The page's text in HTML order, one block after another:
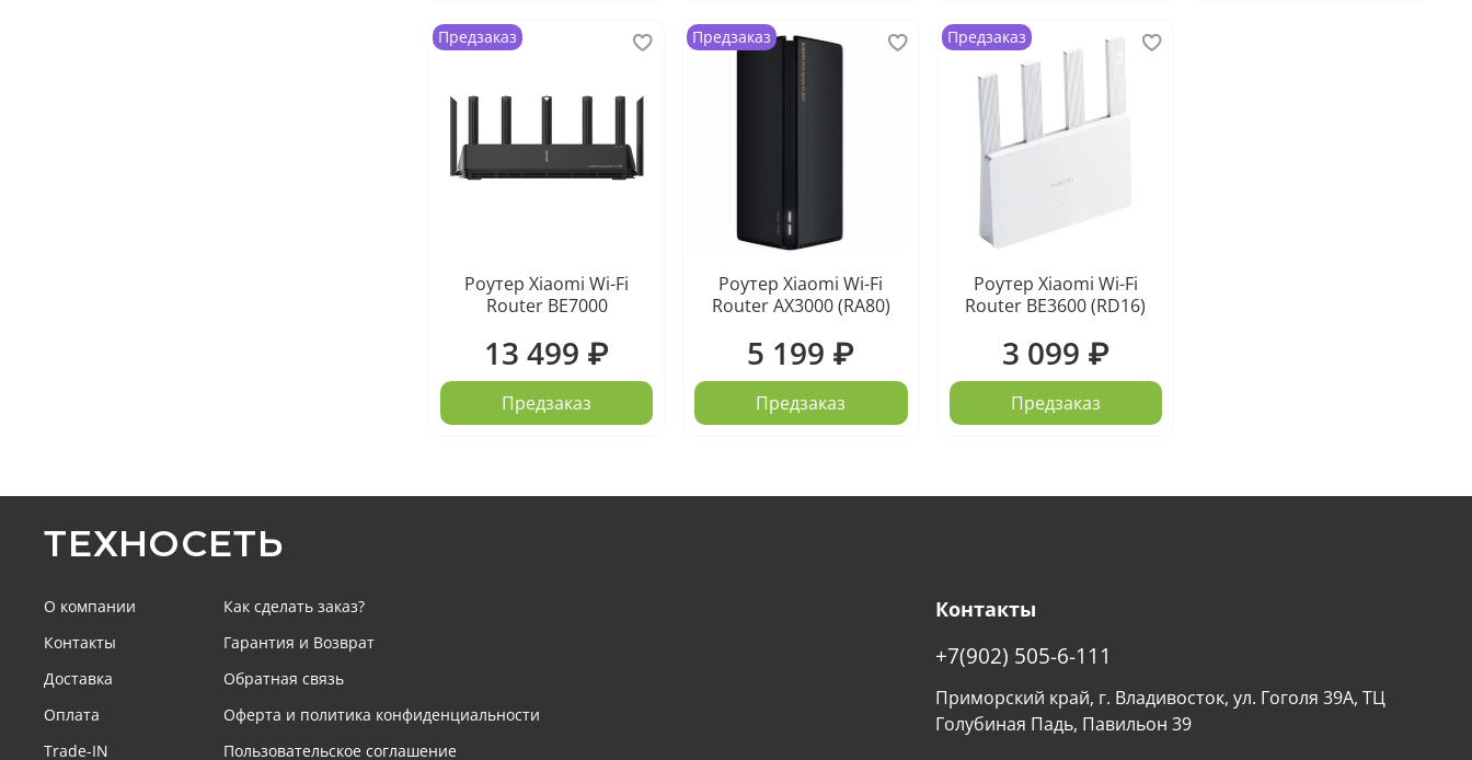
Предзаказ
Роутер Xiaomi Wi-Fi
Router BE7000
13 499 ₽
Предзаказ
Предзаказ
Роутер Xiaomi Wi-Fi
Router AX3000 (RA80)
5 199 ₽
Предзаказ
Предзаказ
Роутер Xiaomi Wi-Fi
Router BE3600 (RD16)
3 099 ₽
Предзаказ
ТЕХНОСЕТЬ
О компании
Контакты
Доставка
Оплата
Trade-IN
Как сделать заказ?
Гарантия и Возврат
Обратная связь
Оферта и политика конфиденциальности
Пользовательское соглашение
Контакты
+7(902) 505-6-111
Приморский край, г. Владивосток, ул. Гоголя 39А, ТЦ
Голубиная Падь, Павильон 39